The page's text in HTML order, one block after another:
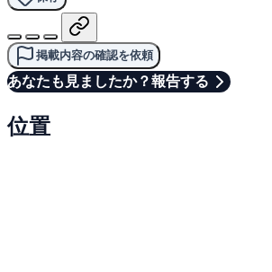
掲載内容の確認を依頼
あなたも見ましたか？報告する
位置